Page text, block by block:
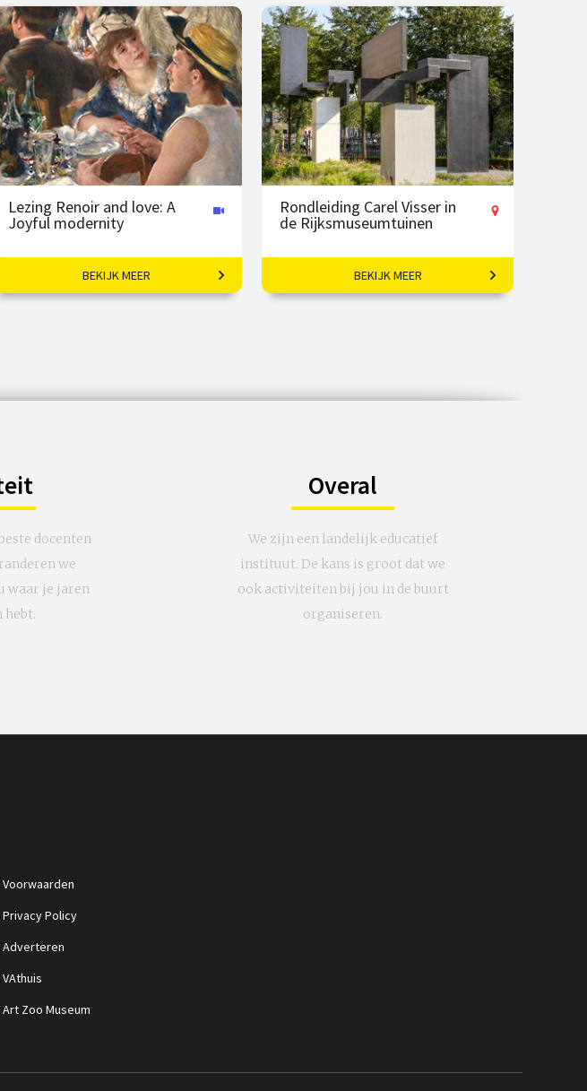
Lezing Renoir and love: A
Joyful modernity
Impressionist met fascinatie
voor de mens.
BEKIJK MEER
Rondleiding Carel Visser in
de Rijksmuseumtuinen
De stille kracht van vorm.
BEKIJK MEER
docenten
we
waar je jaren
hebt.
Overal
We zijn een landelijk educatief
instituut. De kans is groot dat we
ook activiteiten bij jou in de buurt
organiseren.
Voorwaarden
Privacy Policy
Adverteren
VAthuis
Art Zoo Museum